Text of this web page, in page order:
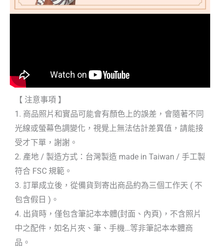
【 注意事項 】
1. 商品照片和實品可能會有顏色上的誤差，會隨著不同
光線或螢幕色調變化，視覺上無法估計差異值，請能接
受才下單，謝謝。
2. 產地 / 製造方式：台灣製造 made in Taiwan / 手工製
符合 FSC 規範。
3. 訂單成立後，從備貨到寄出商品約為三個工作天 ( 不
包含假日 )。
4. 出貨時，僅包含筆記本本體(封面、內頁)，不含照片
中之配件，如名片夾、筆、手機…等非筆記本本體商
品。